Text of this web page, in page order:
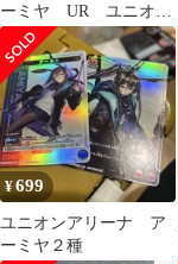
ーミヤ UR ユニオン
レア
¥699
ユニオンアリーナ ア
ーミヤ２種